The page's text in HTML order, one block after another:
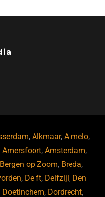
,Alkmaar,Almelo,
,Amersfoort,Amsterdam,
Bergen op Zoom, Breda,
, Delft, Delfzijl, Den
Doetinchem, Dordrecht,